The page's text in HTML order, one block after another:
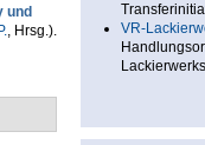
und
, Hrsg.).
VR-